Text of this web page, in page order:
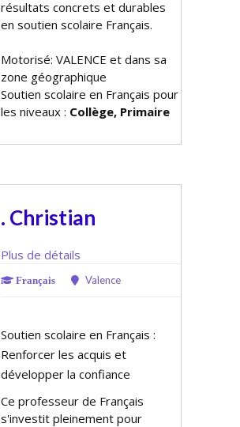
résultats concrets et durables
en soutien scolaire Français.
Motorisé: VALENCE et dans sa
zone géographique
Soutien scolaire en Français pour
les niveaux : Collège, Primaire
. Christian
Plus de détails
Français Valence
Soutien scolaire en Français :
Renforcer les acquis et
développer la confiance
Ce professeur de Français
s'investit pleinement pour